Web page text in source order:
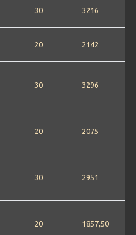
30 3216
20 2142
30 3296
20 2075
30 2951
20 1857,50